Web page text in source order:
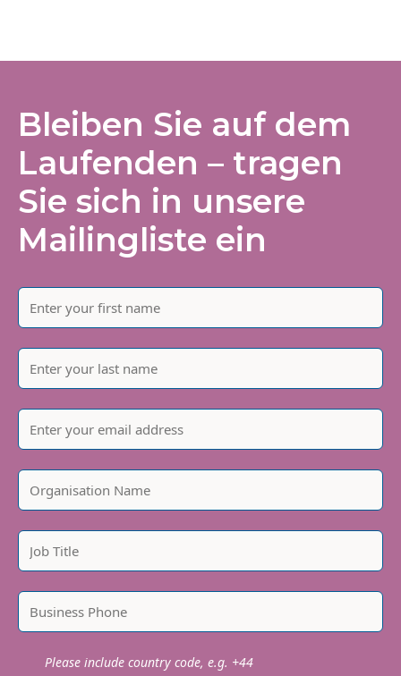
Bleiben Sie auf dem
Laufenden – tragen
Sie sich in unsere
Mailingliste ein
Please include country code, e.g. +44